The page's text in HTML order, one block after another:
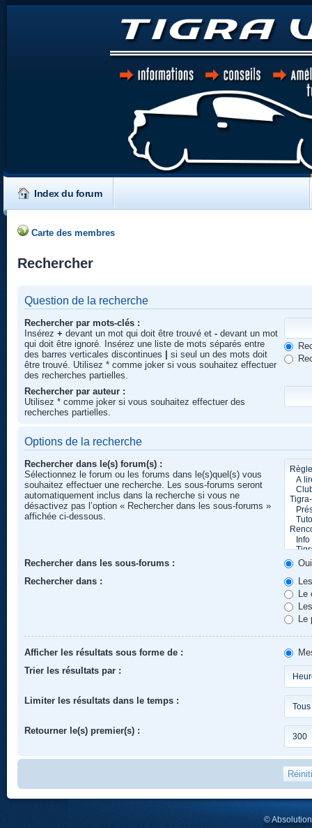
Index du forum
Carte des membres
Rechercher
Question de la recherche
Rechercher par mots-clés :
Insérez + devant un mot qui doit être trouvé et - devant un mot
qui doit être ignoré. Insérez une liste de mots séparés entre
des barres verticales discontinues
si seul un des mots doit
être trouvé. Utilisez * comme joker si vous souhaitez effectuer
des recherches partielles.
Rechercher par auteur :
Utilisez * comme joker si vous souhaitez effectuer des
recherches partielles.
Options de la recherche
Rechercher dans le(s) forum(s) :
Sélectionnez le forum ou les forums dans le(s)quel(s) vous
souhaitez effectuer une recherche. Les sous-forums seront
automatiquement inclus dans la recherche si vous ne
désactivez pas l’option « Rechercher dans les sous-forums »
affichée ci-dessous.
Rechercher dans les sous-forums :
Oui
Rechercher dans :
Le
Le
Afficher les résultats sous forme de :
Trier les résultats par :
Limiter les résultats dans le temps :
Retourner le(s) premier(s) :
©